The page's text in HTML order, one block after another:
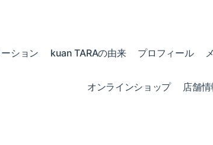
ション kuan TARAの由来 プロフィール
オンラインショップ 店舗情